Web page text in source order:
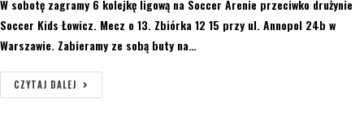
W sobotę zagramy 6 kolejkę ligową na Soccer Arenie przeciwko drużynie
Soccer Kids Łowicz. Mecz o 13. Zbiórka 12 15 przy ul. Annopol 24b w
Warszawie. Zabieramy ze sobą buty na…
CZYTAJ DALEJ